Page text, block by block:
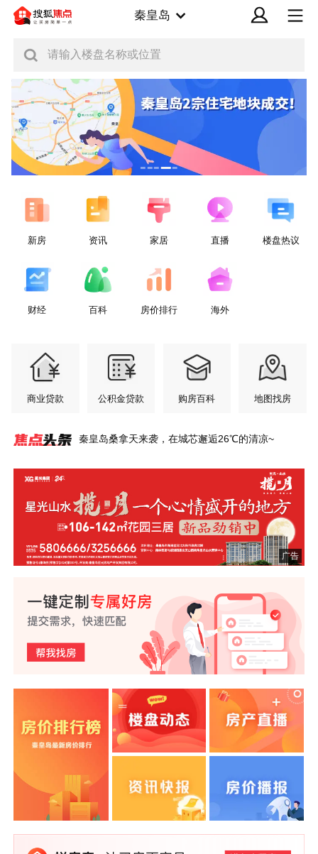
秦皇岛
请输入楼盘名称或位置
新房 资讯 家居 直播 楼盘热议
财经 百科 房价排行 海外
商业贷款 公积金贷款 购房百科 地图找房
社区火了！
秦皇岛桑拿天来袭，在城芯邂逅26℃的清凉~
约入驻
广！
广告